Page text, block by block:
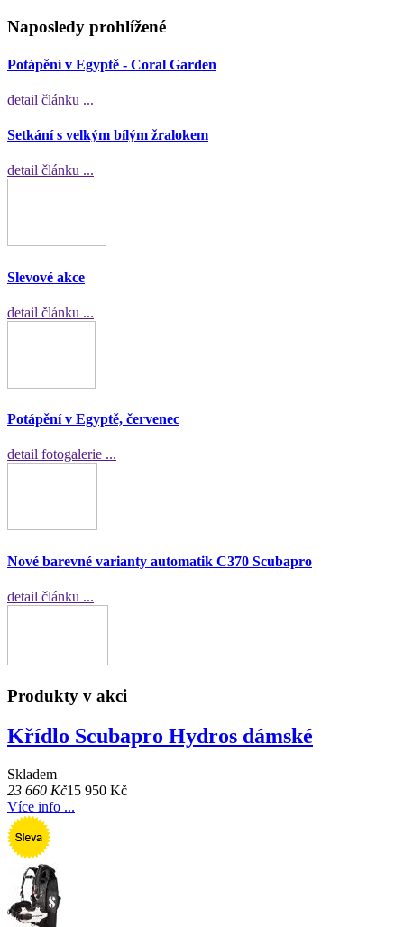
Naposledy prohlížené
Potápění v Egyptě - Coral Garden
detail článku ...
Setkání s velkým bílým žralokem
detail článku ...
Slevové akce
detail článku ...
Potápění v Egyptě, červenec
detail fotogalerie ...
Nové barevné varianty automatik C370 Scubapro
detail článku ...
Produkty v akci
Křídlo Scubapro Hydros dámské
Skladem
23 660 Kč15 950 Kč
Více info ...